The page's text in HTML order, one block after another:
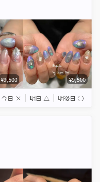
¥9,500 ¥9,500
今日 × 明日 △ 明後日 ◯